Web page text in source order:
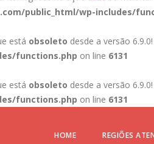
public_html/wp-includes/
está obsoleto desde a versão
functions.php on line 6131
está obsoleto desde a versão
functions.php on line 6131
HOME REGIÕES